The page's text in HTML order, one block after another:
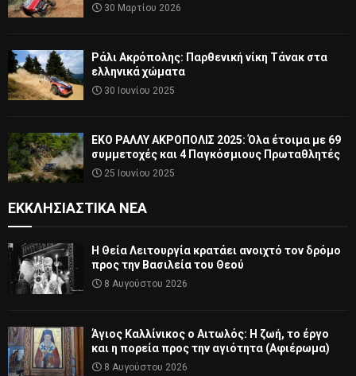
30 Μαρτίου 2026
Ράλι Ακρόπολης: Παρθενική νίκη Τάνακ στα
ελληνικά χώματα
30 Ιουνίου 2025
ΕΚΟ ΡΑΛΛΥ ΑΚΡΟΠΟΛΙΣ 2025: Όλα έτοιμα με 69
συμμετοχές και 4 Παγκόσμιους Πρωταθλητές
25 Ιουνίου 2025
ΕΚΚΛΗΣΙΑΣΤΙΚΆ ΝΈΑ
Η Θεία Λειτουργία κρατάει ανοιχτό τον δρόμο
προς την Βασιλεία του Θεού
8 Αυγούστου 2026
Άγιος Καλλίνικος ο Αιτωλός: Η ζωή, το έργο
και η πορεία προς την αγιότητα (Αφιέρωμα)
8 Αυγούστου 2026